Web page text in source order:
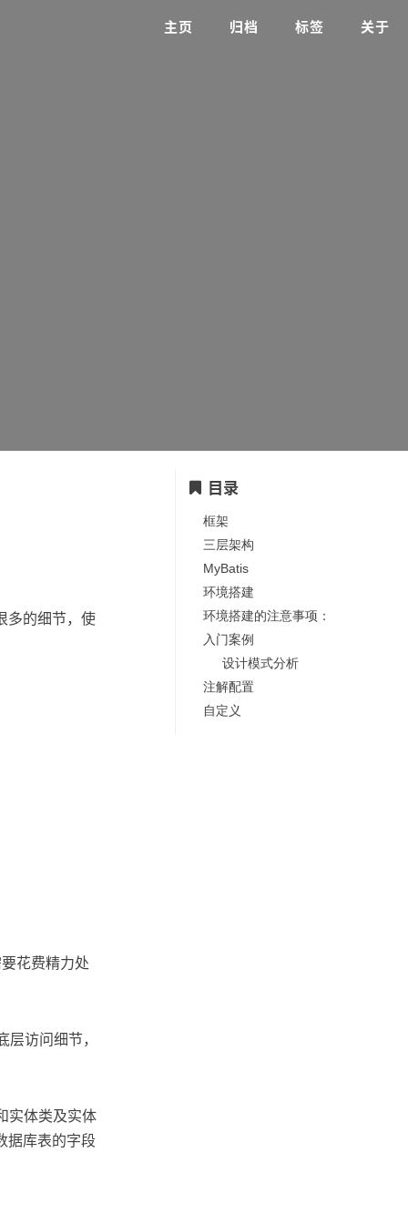
主页 归档 标签 关于
多的细节，使
花费精力处
访问细节，
实体类及实体
据库表的字段
目录
框架
三层架构
MyBatis
环境搭建
环境搭建的注意事项：
入门案例
设计模式分析
注解配置
自定义